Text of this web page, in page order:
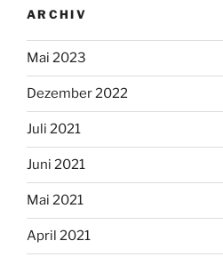
ARCHIV
Mai 2023
Dezember 2022
Juli 2021
Juni 2021
Mai 2021
April 2021